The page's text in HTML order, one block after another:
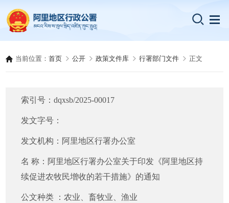
当前位置：首页 公开 政策文件库 行署部门文件 正文
索引号：dqxsb/2025-00017
发文字号：
发文机构： 阿里地区行署办公室
名 称： 阿里地区行署办公室关于印发《阿里地区持
续促进农牧民增收的若干措施》的通知
公文种类 ： 农业、畜牧业、渔业